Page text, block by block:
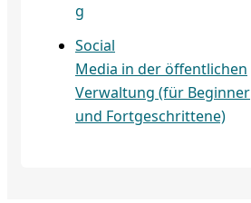
g
Social
Media in der öffentlichen
Verwaltung (für Beginner
und Fortgeschrittene)